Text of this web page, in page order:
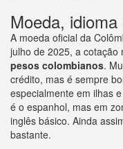
Moeda,
A moeda oficial da
julho de 2025, a
pesos colombianos.
crédito, mas é sempre
especialmente em ilhas
é o espanhol, mas em
inglês básico. Ainda
bastante.